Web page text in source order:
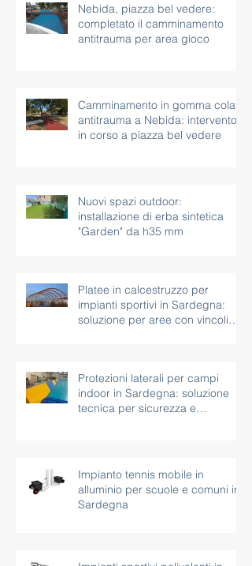
Nebida, piazza bel vedere:
completato il camminamento
antitrauma per area gioco
Camminamento in gomma colata
antitrauma a Nebida: intervento
in corso a piazza bel vedere
Nuovi spazi outdoor:
installazione di erba sintetica
"Garden" da h35 mm
Platee in calcestruzzo per
impianti sportivi in Sardegna:
soluzione per aree con vincoli
Protezioni laterali per campi
indoor in Sardegna: soluzione
tecnica per sicurezza e
Impianto tennis mobile in
alluminio per scuole e comuni in
Sardegna